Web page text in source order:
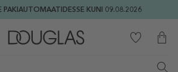
PAKIAUTOMAATIDESSE KUNI 09.08.2026